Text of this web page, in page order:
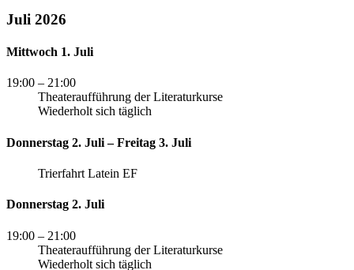
Juli 2026
Mittwoch 1. Juli
19:00 – 21:00
Theateraufführung der Literaturkurse
Wiederholt sich täglich
Donnerstag 2. Juli – Freitag 3. Juli
Trierfahrt Latein EF
Donnerstag 2. Juli
19:00 – 21:00
Theateraufführung der Literaturkurse
Wiederholt sich täglich